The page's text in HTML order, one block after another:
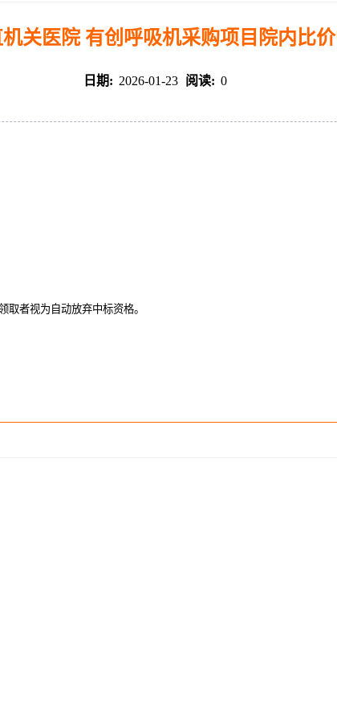
关医院 有创呼吸机采购项目院内比
日期: 2026-01-23 阅读: 0
取者视为自动放弃中标资格。